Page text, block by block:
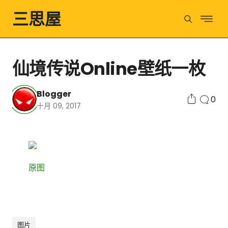
三思屋
仙境传说Online壁纸一枚
Blogger
十月 09, 2017
0
原图
图片